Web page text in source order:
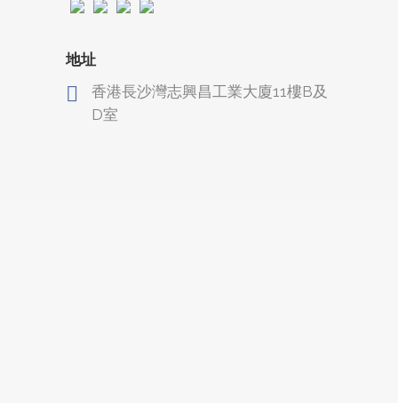
地址
香港長沙灣志興昌工業大廈11樓B及
D室